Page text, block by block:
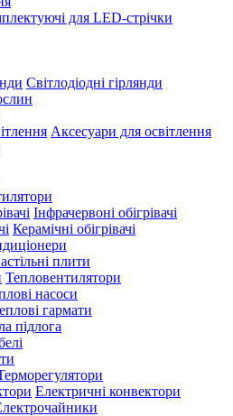
для LED-стрічки
Світлодіодні гірлянди
Аксесуари для освітлення
Інфрачервоні обігрівачі
Керамічні обігрівачі
плити
Тепловентилятори
насоси
гармати
підлога
Електричні конвектори